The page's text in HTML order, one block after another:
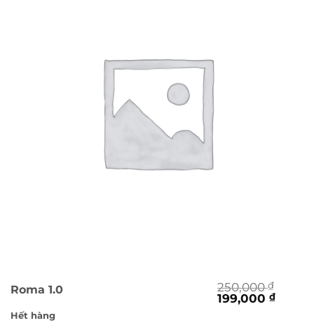
Roma 1.0 250,000₫
Giá
gốc
199,000₫Giá
Hết hàng